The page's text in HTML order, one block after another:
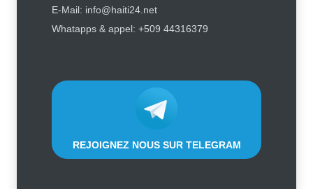
Un passager évacué par la police
après avoir critiqué les services
E-Mail: info@haiti24.net
Whatapps & appel: +509 44316379
REJOIGNEZ NOUS SUR TELEGRAM